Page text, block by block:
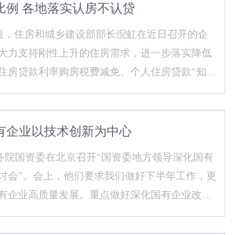
例 各地落实认房不认贷
，住房和城乡建设部部长倪虹在近日召开的企
力支持刚性上升的住房需求，进一步落实降低
房贷款利率购房税费减免、个人住房贷款“知房
；继续做好房屋交接工作，加快建设项目交
合法权益。
企业以技术创新为中心
院国资委在北京召开“国资委地方领导深化国有
会”。会上，他们要求我们做好下半年工作，更
企业高质量发展。重点做好深化国有企业改革
长、提高科技创新能力、调整国有经济布局结